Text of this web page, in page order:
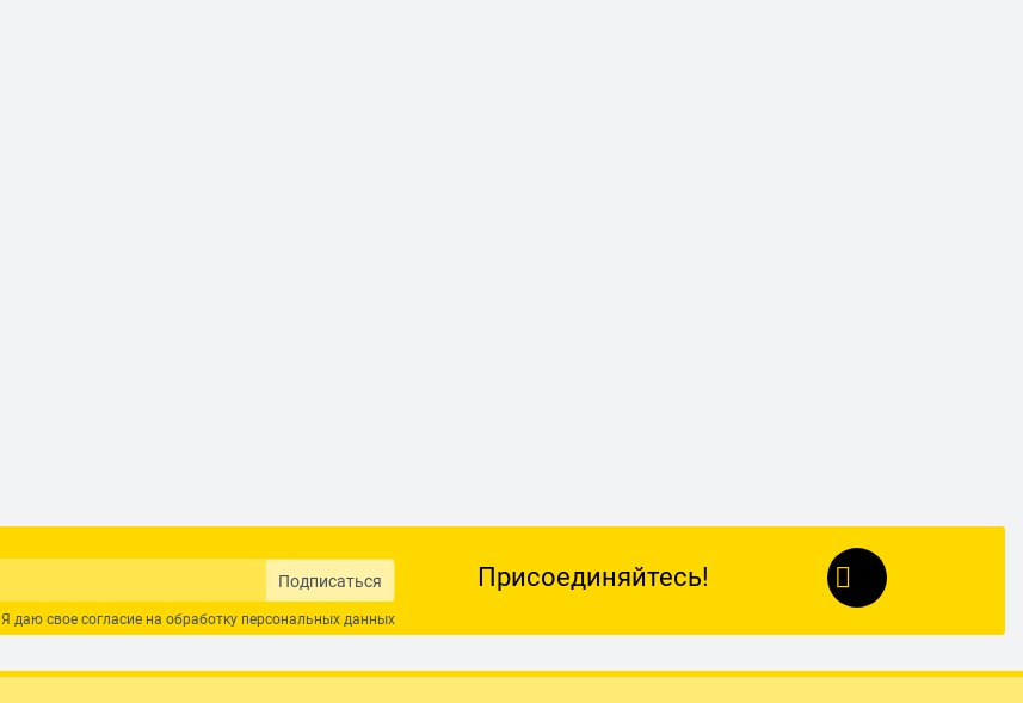
Подписаться
Я даю свое согласие на обработку персональных данных
Присоединяйтесь!